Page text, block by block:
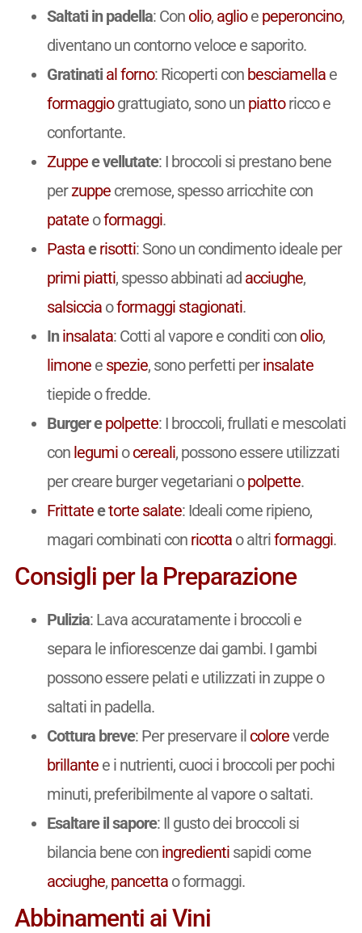
Saltati in padella: Con olio, aglioe peperoncino,
diventano un contorno veloce e saporito.
Gratinatial forno: Ricoperti con besciamellae
formaggiograttugiato, sono un piattoricco e
confortante.
Zuppee vellutate: I broccoli si prestano bene
perzuppecremose, spesso arricchite con
patateoformaggi.
Pastaerisotti: Sono un condimento ideale per
primi piatti, spesso abbinati ad acciughe,
salsicciaoformaggi stagionati.
Ininsalata: Cotti al vapore e conditi con olio,
limonee spezie, sono perfetti perinsalate
tiepide o fredde.
Burger epolpette: I broccoli, frullati e mescolati
con legumiocereali, possono essere utilizzati
per creare burger vegetariani opolpette.
Frittateetorte salate: Ideali come ripieno,
magari combinati con ricottao altriformaggi.
Consigli per la Preparazione
Pulizia: Lava accuratamente i broccoli e
separa le infiorescenze dai gambi. I gambi
possono essere pelati e utilizzati in zuppe o
saltati in padella.
Cottura breve: Per preservare il coloreverde
brillantee i nutrienti, cuoci i broccoli per pochi
minuti, preferibilmente al vapore o saltati.
Esaltare il sapore: Il gusto dei broccoli si
bilancia bene con ingredientisapidi come
acciughe, pancettao formaggi.
Abbinamenti ai Vini